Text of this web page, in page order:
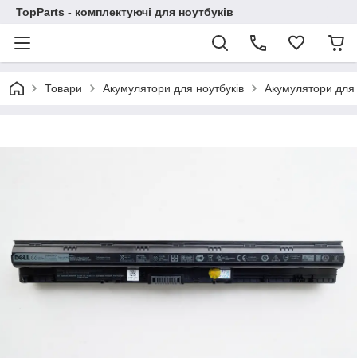
TopParts - комплектуючі для ноутбуків
Товари Акумулятори для ноутбуків Акумулятори для